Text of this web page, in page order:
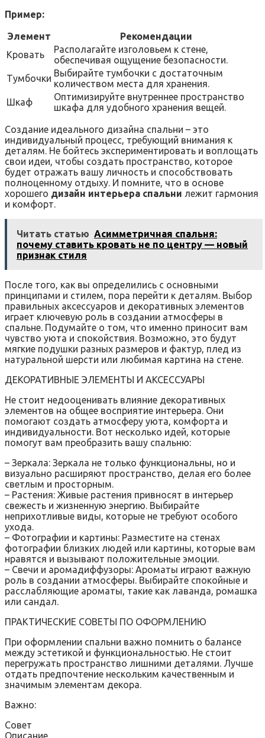
Пример:
Элемент
Рекомендации
Кровать
Располагайте изголовьем к стене,
обеспечивая ощущение безопасности.
Тумбочки Выбирайте тумбочки с достаточным
количеством места для хранения.
Шкаф
Оптимизируйте внутреннее пространство
шкафа для удобного хранения вещей.
Создание идеального дизайна спальни – это
индивидуальный процесс, требующий внимания к
деталям. Не бойтесь экспериментировать и воплощать
свои идеи, чтобы создать пространство, которое
будет отражать вашу личность и способствовать
полноценному отдыху. И помните, что в основе
хорошего дизайн интерьера спальни лежит гармония
и комфорт.
Читать статью Асимметричная спальня:
почему ставить кровать не по центру — новый
признак стиля
После того, как вы определились с основными
принципами и стилем, пора перейти к деталям. Выбор
правильных аксессуаров и декоративных элементов
играет ключевую роль в создании атмосферы в
спальне. Подумайте о том, что именно приносит вам
чувство уюта и спокойствия. Возможно, это будут
мягкие подушки разных размеров и фактур, плед из
натуральной шерсти или любимая картина на стене.
ДЕКОРАТИВНЫЕ ЭЛЕМЕНТЫ И АКСЕССУАРЫ
Не стоит недооценивать влияние декоративных
элементов на общее восприятие интерьера. Они
помогают создать атмосферу уюта, комфорта и
индивидуальности. Вот несколько идей, которые
помогут вам преобразить вашу спальню:
– Зеркала: Зеркала не только функциональны, но и
визуально расширяют пространство, делая его более
светлым и просторным.
– Растения: Живые растения привносят в интерьер
свежесть и жизненную энергию. Выбирайте
неприхотливые виды, которые не требуют особого
ухода.
– Фотографии и картины: Разместите на стенах
фотографии близких людей или картины, которые вам
нравятся и вызывают положительные эмоции.
– Свечи и аромадиффузоры: Ароматы играют важную
роль в создании атмосферы. Выбирайте спокойные и
расслабляющие ароматы, такие как лаванда, ромашка
или сандал.
ПРАКТИЧЕСКИЕ СОВЕТЫ ПО ОФОРМЛЕНИЮ
При оформлении спальни важно помнить о балансе
между эстетикой и функциональностью. Не стоит
перегружать пространство лишними деталями. Лучше
отдать предпочтение нескольким качественным и
значимым элементам декора.
Важно:
Совет
Описание